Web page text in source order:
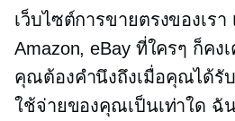
เว็บไซต์การขายตรงของเรา
Amazon, eBay ที่ใครๆ ก็คง
คุณต้องคำนึงถึงเมื่อคุณได้รั
ใช้จ่ายของคุณเป็นเท่าใด ฉั